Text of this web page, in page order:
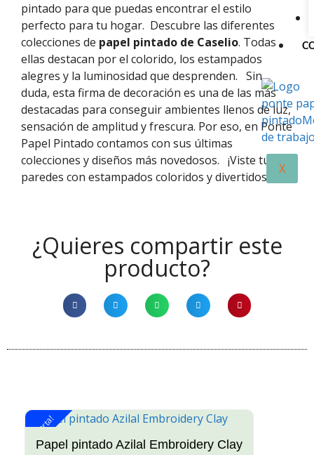
X
pintado para que puedas encontrar el estilo
perfecto para tu hogar. Descubre las diferentes
colecciones de papel pintado de Caselio. Todas
ellas destacan por el colorido, los estampados
alegres y la luminosidad que desprenden. Sin
duda, esta firma de decoración es una de las más
destacadas para conseguir ambientes llenos de luz,
sensación de amplitud y frescura. Por eso, en Ponte
Papel Pintado contamos con sus últimas
colecciones y diseños más novedosos. ¡Viste tus
paredes con estampados coloridos y divertidos!
¿Quieres compartir este
producto?
¡Oferta!
Papel pintado Azilal Embroidery Clay